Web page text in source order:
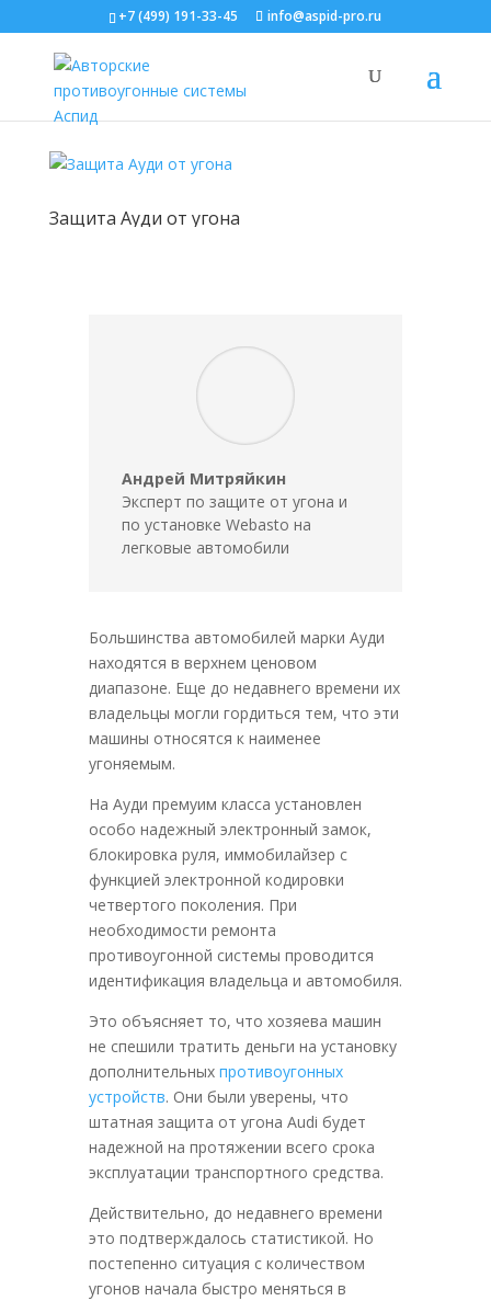
+7 (499) 191-33-45 info@aspid-pro.ru
Защита Ауди от угона
Андрей Митряйкин
Эксперт по защите от угона и
по установке Webasto на
легковые автомобили
Большинства автомобилей марки Ауди
находятся в верхнем ценовом
диапазоне. Еще до недавнего времени их
владельцы могли гордиться тем, что эти
машины относятся к наименее
угоняемым.
На Ауди премуим класса установлен
особо надежный электронный замок,
блокировка руля, иммобилайзер с
функцией электронной кодировки
четвертого поколения. При
необходимости ремонта
противоугонной системы проводится
идентификация владельца и автомобиля.
Это объясняет то, что хозяева машин
не спешили тратить деньги на установку
дополнительных противоугонных
устройств. Они были уверены, что
штатная защита от угона Audi будет
надежной на протяжении всего срока
эксплуатации транспортного средства.
Действительно, до недавнего времени
это подтверждалось статистикой. Но
постепенно ситуация с количеством
угонов начала быстро меняться в